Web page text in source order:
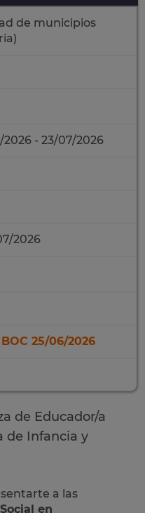
de municipios
- 23/07/2026
2026
BOC 25/06/2026
de Educador/a
de Infancia y
a las
en